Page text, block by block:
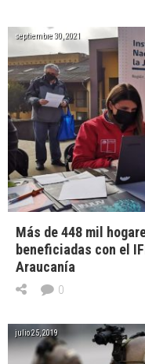
septiembre 30, 2021
Más de 448 mil
beneficiadas con el
Araucanía
0
julio 25, 2019